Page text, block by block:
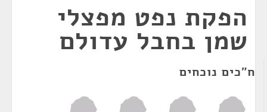
הפקת נפט מפצלי
שמן בחבל עדולם
ח"כים נוכחים